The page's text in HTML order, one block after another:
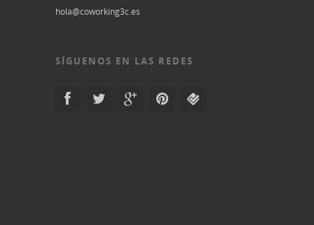
hola@coworking3c.es
SÍGUENOS EN LAS REDES